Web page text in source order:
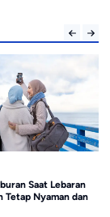
Saat Lebaran
Tetap Nyaman dan